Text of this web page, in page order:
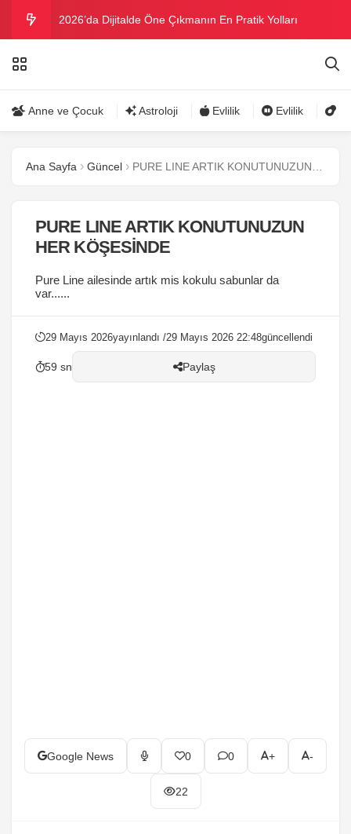
2026’da Dijitalde Öne Çıkmanın En Pratik Yolları
Danla Bilic ile Reynmen Miami’de tatilde
Anne ve Çocuk Astroloji Evlilik Evlilik
Ana Sayfa Güncel
PURE LINE ARTIK KONUTUNUZUN
HER KÖŞESİNDE
Pure Line ailesinde artık mis kokulu sabunlar da
var......
29 Mayıs 2026yayınlandı /29 Mayıs 2026 22:48güncellendi
59 sn Paylaş
Google News 0 0 + -
22